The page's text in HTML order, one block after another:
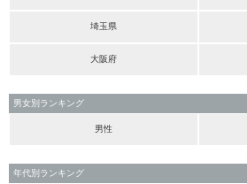
埼玉県
大阪府
男女別ランキング
男性
年代別ランキング